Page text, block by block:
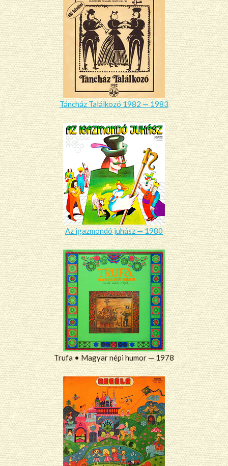
Táncház Találkozó 1982 — 1983
Az igazmondó juhász — 1980
Trufa • Magyar népi humor — 1978